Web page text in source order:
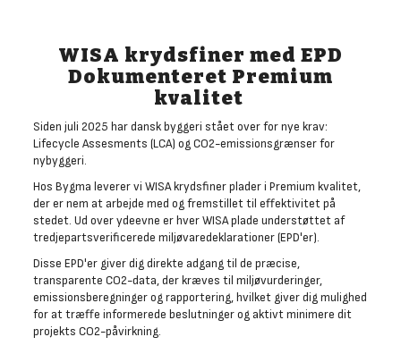
WISA krydsfiner med EPD
Dokumenteret Premium
kvalitet
Siden juli 2025 har dansk byggeri stået over for nye krav:
Lifecycle Assesments (LCA) og CO2-emissionsgrænser for
nybyggeri.
Hos Bygma leverer vi WISA krydsfiner plader i Premium kvalitet,
der er nem at arbejde med og fremstillet til effektivitet på
stedet. Ud over ydeevne er hver WISA plade understøttet af
tredjepartsverificerede miljøvaredeklarationer (EPD'er).
Disse EPD'er giver dig direkte adgang til de præcise,
transparente CO2-data, der kræves til miljøvurderinger,
emissionsberegninger og rapportering, hvilket giver dig mulighed
for at træffe informerede beslutninger og aktivt minimere dit
projekts CO2-påvirkning.